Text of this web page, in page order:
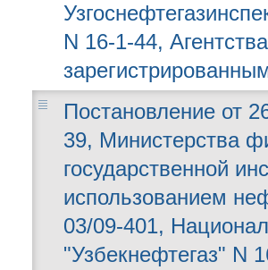
N 16-1-44,
Постановление от
39, Министерства
государственной
использованием
03/09-401,
"Узбекнефтегаз" N